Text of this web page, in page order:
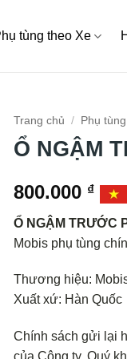
tùng theo Xe
Trang chủ / Phụ
Ổ NGẬM
800.000 ₫
Ổ NGẬM TRƯỚC
Mobis phụ tùng
Thương hiệu:
Xuất xứ: Hàn Quốc
Chính sách gửi lại